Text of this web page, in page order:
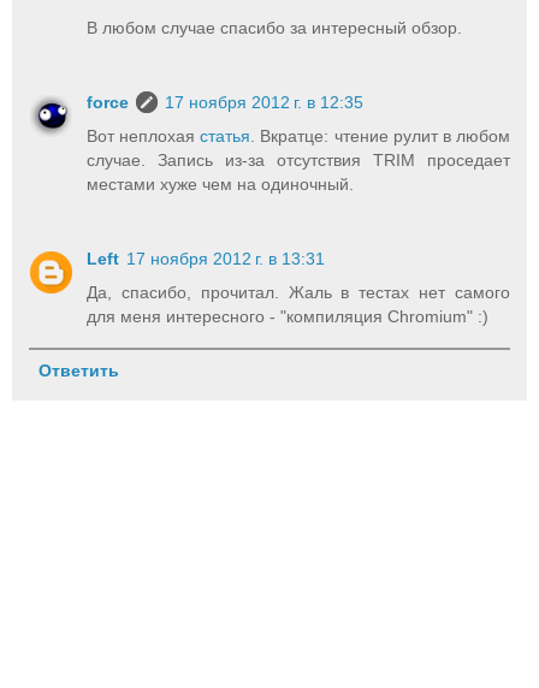
В любом случае спасибо за интересный обзор.
force
17 ноября 2012 г. в 12:35
Вот неплохаястатья . Вкратце: чтение рулит в любом
случае. Запись из-за отсутствия TRIM проседает
местами хуже чем на одиночный.
Left 17 ноября 2012 г. в 13:31
Да, спасибо, прочитал. Жаль в тестах нет самого
для меня интересного - "компиляция Chromium" :)
Ответить